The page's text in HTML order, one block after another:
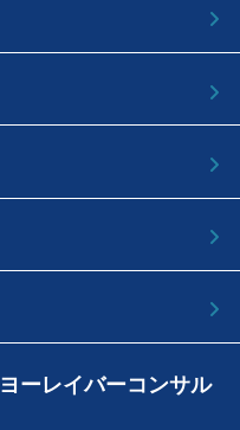
ーレイバーコンサル